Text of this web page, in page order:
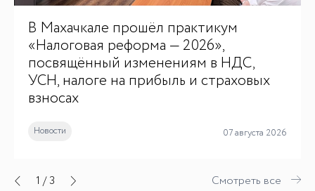
Медиакит
Контакты
В Махачкале прошёл практикум
«Налоговая реформа — 2026»,
посвящённый изменениям в НДС,
УСН, налоге на прибыль и страховых
взносах
Новости 07 августа 2026
1 /3 Смотреть все